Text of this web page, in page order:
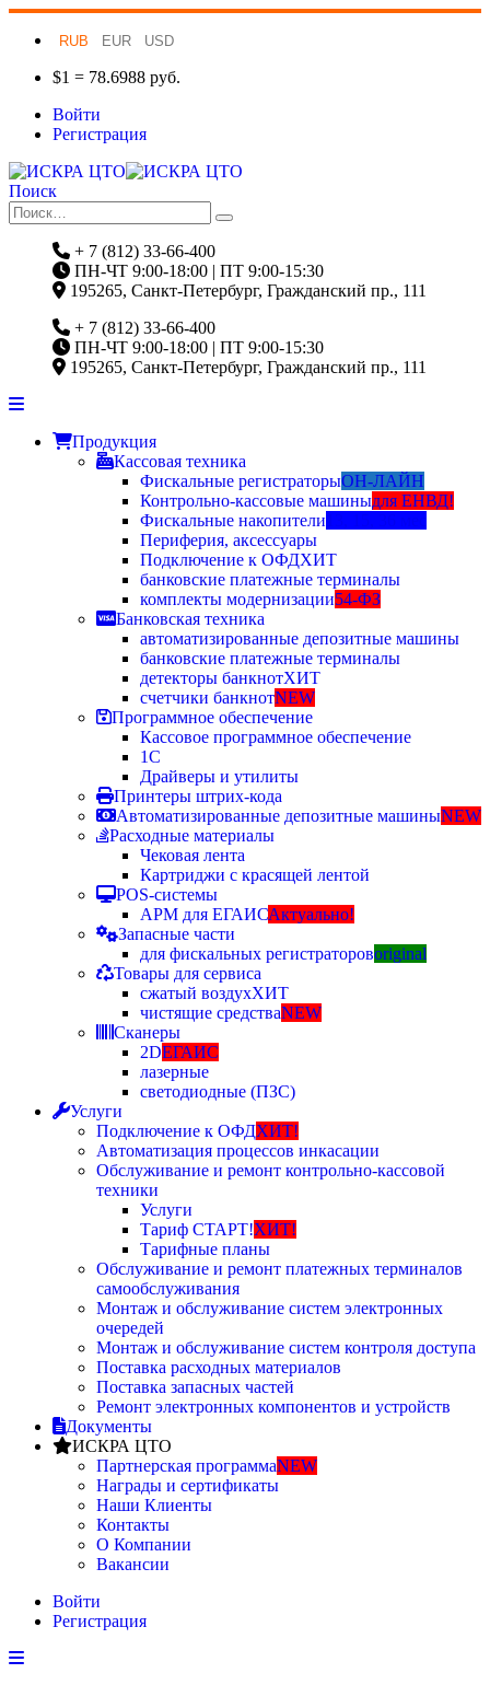
RUB EUR USD
$1 = 78.6988 руб.
Войти
Регистрация
Поиск
+ 7 (812) 33-66-400
ПН-ЧТ 9:00-18:00 | ПТ 9:00-15:30
195265, Санкт-Петербург, Гражданский пр., 111
+ 7 (812) 33-66-400
ПН-ЧТ 9:00-18:00 | ПТ 9:00-15:30
195265, Санкт-Петербург, Гражданский пр., 111
Продукция
Кассовая техника
Фискальные регистраторыОН-ЛАЙН
Контрольно-кассовые машиныдля ЕНВД!
Фискальные накопители
Периферия, аксессуары
Подключение к ОФДХИТ
банковские платежные терминалы
комплекты модернизации54-ФЗ
Банковская техника
автоматизированные депозитные машины
банковские платежные терминалы
детекторы банкнотХИТ
счетчики банкнотNEW
Программное обеспечение
Кассовое программное обеспечение
1С
Драйверы и утилиты
Принтеры штрих-кода
Автоматизированные депозитные машиныNEW
Расходные материалы
Чековая лента
Картриджи с красящей лентой
POS-системы
АРМ для ЕГАИСАктуально!
Запасные части
для фискальных регистраторовoriginal
Товары для сервиса
сжатый воздухХИТ
чистящие средстваNEW
Сканеры
2DЕГАИС
лазерные
светодиодные (ПЗС)
Услуги
Подключение к ОФДХИТ!
Автоматизация процессов инкасации
Обслуживание и ремонт контрольно-кассовой
техники
Услуги
Тариф СТАРТ!ХИТ!
Тарифные планы
Обслуживание и ремонт платежных терминалов
самообслуживания
Монтаж и обслуживание систем электронных
очередей
Монтаж и обслуживание систем контроля доступа
Поставка расходных материалов
Поставка запасных частей
Ремонт электронных компонентов и устройств
Документы
ИСКРА ЦТО
Партнерская программаNEW
Награды и сертификаты
Наши Клиенты
Контакты
О Компании
Вакансии
Войти
Регистрация